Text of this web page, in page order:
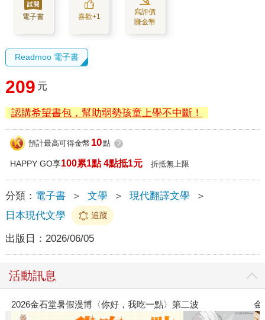
電子書 喜歡+1
寫評價
賺金幣
Readmoo 電子書
209 元
認購希望書包，幫助弱勢孩童上學不中斷！
預計最高可得金幣 10點 ?
HAPPY GO享100累1點 4點抵1元 折抵無上限
分類： 電子書 ＞ 文學 ＞ 現代翻譯文學
＞
日本現代文學
追蹤
出版日： 2026/06/05
活動訊息
第二波 金石堂2026海外優惠：電子書